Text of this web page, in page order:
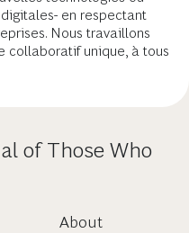
en respectant
Nous travaillons
collaboratif unique, à tous
of Those Who
About